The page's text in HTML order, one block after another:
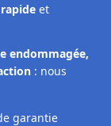
et
endommagée,
: nous
garantie